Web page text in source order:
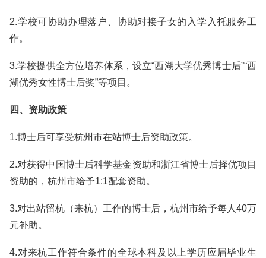
2.学校可协助办理落户、协助对接子女的入学入托服务工
作。
3.学校提供全方位培养体系，设立“西湖大学优秀博士后”“西
湖优秀女性博士后奖”等项目。
四、资助政策
1.博士后可享受杭州市在站博士后资助政策。
2.对获得中国博士后科学基金资助和浙江省博士后择优项目
资助的，杭州市给予1:1配套资助。
3.对出站留杭（来杭）工作的博士后，杭州市给予每人40万
元补助。
4.对来杭工作符合条件的全球本科及以上学历应届毕业生